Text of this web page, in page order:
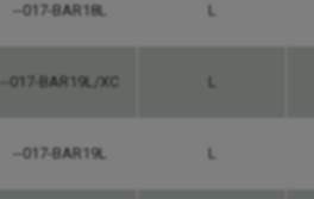
--017-BAR18L L
--017-BAR19L/XC L
--017-BAR19L L